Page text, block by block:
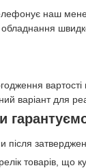
наш
варіант для
після
товарів, що